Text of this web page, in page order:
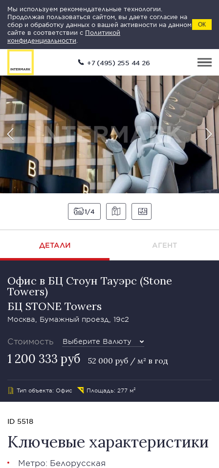
Мы используем рекомендательные технологии.
Продолжая пользоваться сайтом, вы даете согласие на
сбор и обработку данных о вашей активности на данном
сайте в соответствии с Политикой
конфиденциальности
ОК
+7 (495) 255 44 26
1 4
ДЕТАЛИ АГЕНТ
Офис в БЦ Стоун Тауэрс (Stone
Towers)
БЦ STONE Towers
Москва, Бумажный проезд, 19с2
Стоимость Выберите Валюту
1 200 333 руб 52 000 руб / м² в год
Тип объекта: Офис Площадь: 277 м²
ID 5518
Ключевые характеристики
Метро: Белорусская